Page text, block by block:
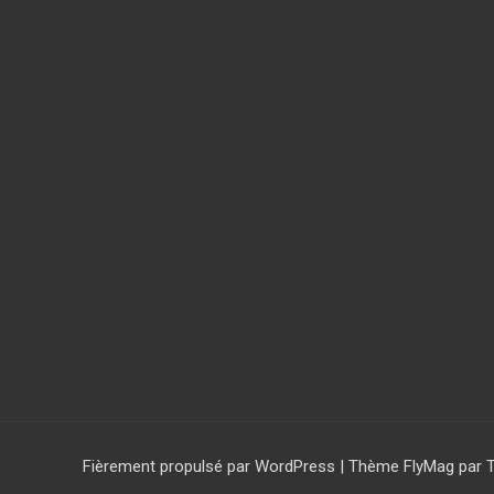
Fièrement propulsé par WordPress | Thème FlyMag par